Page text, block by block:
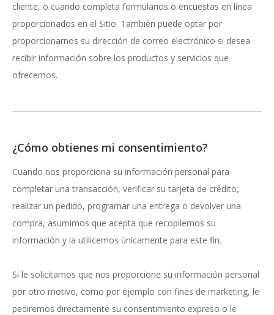
cliente, o cuando completa formularios o encuestas en línea
proporcionados en el Sitio. También puede optar por
proporcionarnos su dirección de correo electrónico si desea
recibir información sobre los productos y servicios que
ofrecemos.
¿Cómo obtienes mi consentimiento?
Cuando nos proporciona su información personal para
completar una transacción, verificar su tarjeta de crédito,
realizar un pedido, programar una entrega o devolver una
compra, asumimos que acepta que recopilemos su
información y la utilicemos únicamente para este fin.
Si le solicitamos que nos proporcione su información personal
por otro motivo, como por ejemplo con fines de marketing, le
pediremos directamente su consentimiento expreso o le